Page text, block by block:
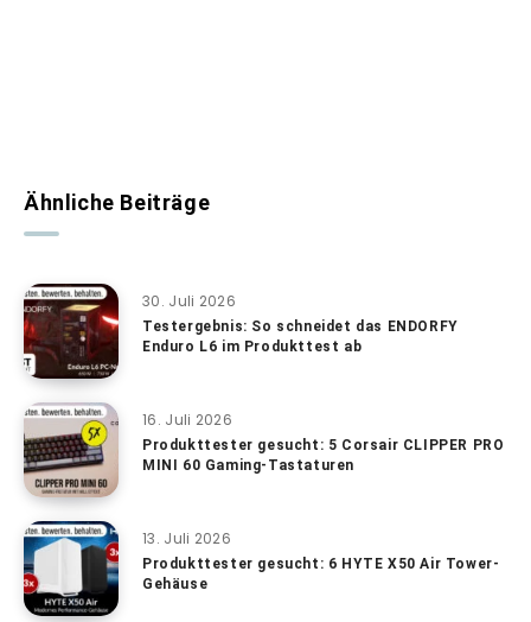
Ähnliche Beiträge
30. Juli 2026
Testergebnis: So schneidet das ENDORFY
Enduro L6 im Produkttest ab
16. Juli 2026
Produkttester gesucht: 5 Corsair CLIPPER PRO
MINI 60 Gaming-Tastaturen
13. Juli 2026
Produkttester gesucht: 6 HYTE X50 Air Tower-
Gehäuse